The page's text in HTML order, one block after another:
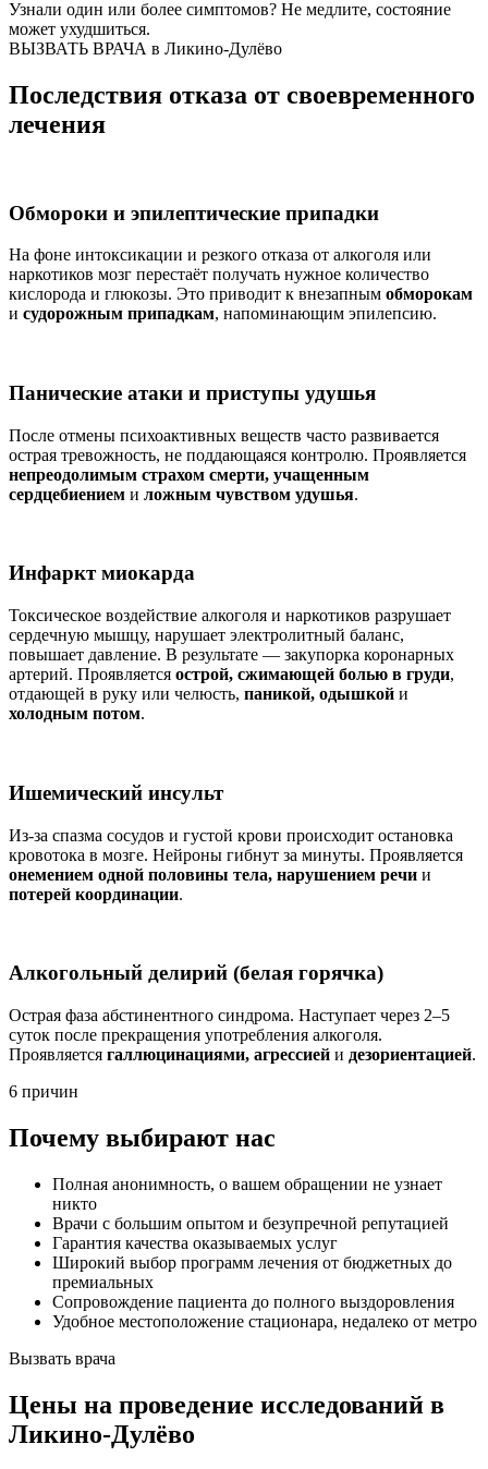
Узнали один или более симптомов? Не медлите, состояние
может ухудшиться.
ВЫЗВАТЬ ВРАЧА в Ликино-Дулёво
Последствия отказа от своевременного
лечения
Обмороки и эпилептические припадки
На фоне интоксикации и резкого отказа от алкоголя или
наркотиков мозг перестаёт получать нужное количество
кислорода и глюкозы. Это приводит к внезапным обморокам
и судорожным припадкам, напоминающим эпилепсию.
Панические атаки и приступы удушья
После отмены психоактивных веществ часто развивается
острая тревожность, не поддающаяся контролю. Проявляется
непреодолимым страхом смерти, учащенным
сердцебиением и ложным чувством удушья.
Инфаркт миокарда
Токсическое воздействие алкоголя и наркотиков разрушает
сердечную мышцу, нарушает электролитный баланс,
повышает давление. В результате — закупорка коронарных
артерий. Проявляется острой, сжимающей болью в груди,
отдающей в руку или челюсть, паникой, одышкой и
холодным потом.
Ишемический инсульт
Из-за спазма сосудов и густой крови происходит остановка
кровотока в мозге. Нейроны гибнут за минуты. Проявляется
онемением одной половины тела, нарушением речи и
потерей координации.
Алкогольный делирий (белая горячка)
Острая фаза абстинентного синдрома. Наступает через 2–5
суток после прекращения употребления алкоголя.
Проявляется галлюцинациями, агрессией и дезориентацией.
6 причин
Почему выбирают нас
Полная анонимность, о вашем обращении не узнает
никто
Врачи с большим опытом и безупречной репутацией
Гарантия качества оказываемых услуг
Широкий выбор программ лечения от бюджетных до
премиальных
Сопровождение пациента до полного выздоровления
Удобное местоположение стационара, недалеко от метро
Вызвать врача
Цены на проведение исследований в
Ликино-Дулёво